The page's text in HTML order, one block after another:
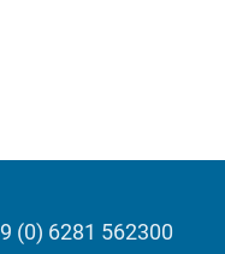
(0) 6281 562300